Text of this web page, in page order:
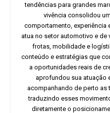
tendências para grandes
vivência consolidou
comportamento, experiência
atua no setor automotivo e
frotas, mobilidade e
conteúdo e estratégias que
a oportunidades reais de
aprofundou sua atuação
acompanhando de perto as
traduzindo esses
diretamente o